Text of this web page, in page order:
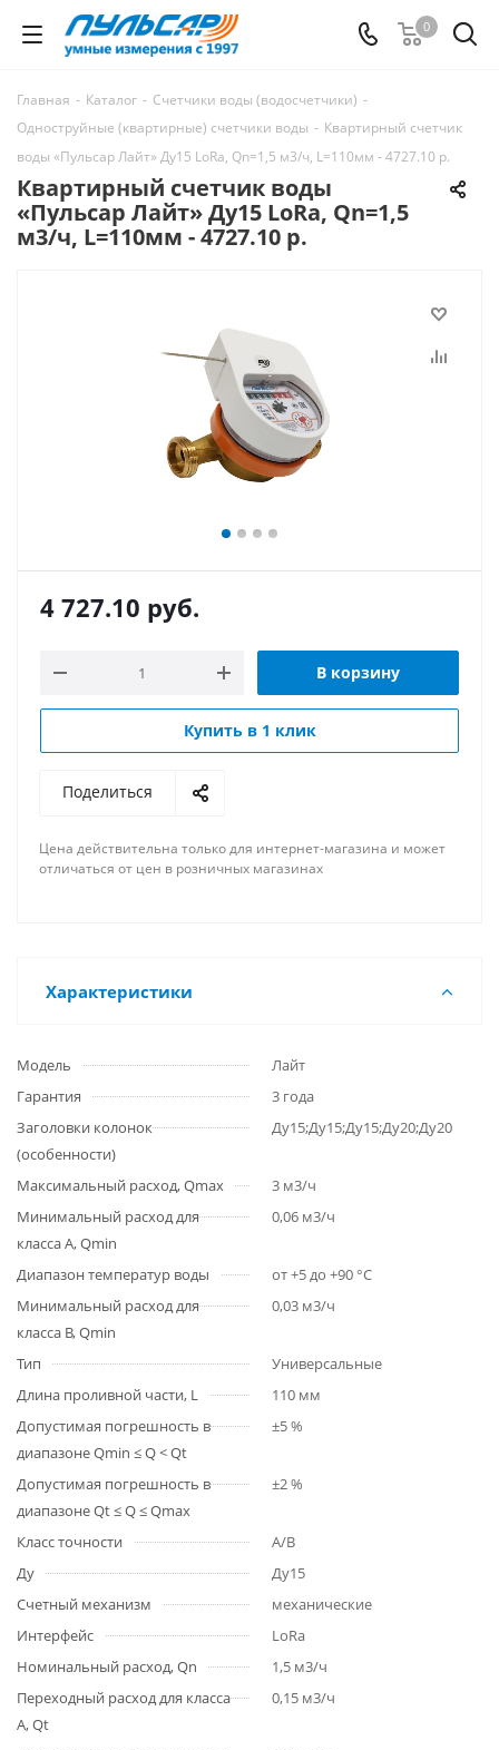
0
Главная - Каталог - Счетчики воды (водосчетчики) -
Одноструйные (квартирные) счетчики воды - Квартирный счетчик
воды «Пульсар Лайт» Ду15 LoRa, Qn=1,5 м3/ч, L=110мм - 4727.10 р.
Квартирный счетчик воды
«Пульсар Лайт» Ду15 LoRa, Qn=1,5
м3/ч, L=110мм - 4727.10 р.
4 727.10 руб.
В корзину
Купить в 1 клик
Поделиться
Цена действительна только для интернет-магазина и может
отличаться от цен в розничных магазинах
Характеристики
Модель
Лайт
Гарантия
3 года
Заголовки колонок
(особенности)
Ду15;Ду15;Ду15;Ду20;Ду20
Максимальный расход, Qmax
3 м3/ч
Минимальный расход для
класса A, Qmin
0,06 м3/ч
Диапазон температур воды
от +5 до +90 °С
Минимальный расход для
класса B, Qmin
0,03 м3/ч
Тип
Универсальные
Длина проливной части, L
110 мм
Допустимая погрешность в
диапазоне Qmin ≤ Q < Qt
±5 %
Допустимая погрешность в
диапазоне Qt ≤ Q ≤ Qmax
±2 %
Класс точности
A/B
Ду
Ду15
Счетный механизм
механические
Интерфейс
LoRa
Номинальный расход, Qn
1,5 м3/ч
Переходный расход для класса
A, Qt
0,15 м3/ч